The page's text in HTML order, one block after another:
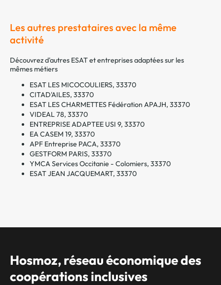
Les autres prestataires avec la même
activité
Découvrez d'autres ESAT et entreprises adaptées sur les
mêmes métiers
ESAT LES MICOCOULIERS, 33370
CITAD'AILES, 33370
ESAT LES CHARMETTES Fédération APAJH, 33370
VIDEAL 78, 33370
ENTREPRISE ADAPTEE USI 9, 33370
EA CASEM 19, 33370
APF Entreprise PACA, 33370
GESTFORM PARIS, 33370
YMCA Services Occitanie - Colomiers, 33370
ESAT JEAN JACQUEMART, 33370
Hosmoz, réseau économique des
coopérations inclusives